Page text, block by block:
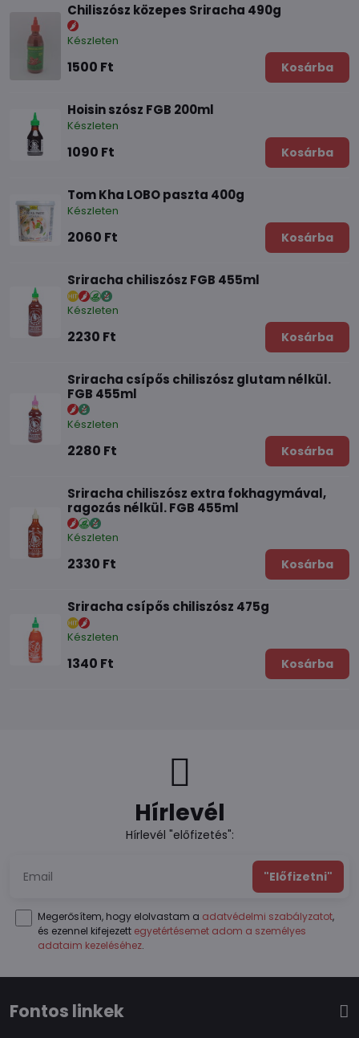
Chiliszósz közepes Sriracha 490g
Készleten
1500 Ft Kosárba
Hoisin szósz FGB 200ml
Készleten
1090 Ft Kosárba
Tom Kha LOBO paszta 400g
Készleten
2060 Ft Kosárba
Sriracha chiliszósz FGB 455ml
Készleten
2230 Ft Kosárba
Sriracha csípős chiliszósz glutam nélkül.
FGB 455ml
Készleten
2280 Ft Kosárba
Sriracha chiliszósz extra fokhagymával,
ragozás nélkül. FGB 455ml
Készleten
2330 Ft Kosárba
Sriracha csípős chiliszósz 475g
Készleten
1340 Ft Kosárba
Hírlevél
Hírlevél "előfizetés":
"Előfizetni"
Megerősítem, hogy elolvastam a adatvédelmi szabályzatot,
és ezennel kifejezett egyetértésemet adom a személyes
adataim kezeléséhez.
Fontos linkek